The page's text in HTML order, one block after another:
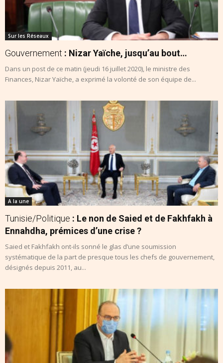
Sur les Réseaux
Gouvernement : Nizar Yaïche, jusqu’au bout…
Dans un post de ce matin (jeudi 16 juillet 2020), le ministre des
Finances, Nizar Yaïche, a exprimé la volonté de son équipe de...
A la une
Tunisie/Politique : Le non de Saied et de Fakhfakh à
Ennahdha, prémices d’une crise ?
Saied et Fakhfakh ont-ils sonné le glas d’une soumission
systématique de la part de presque tous les chefs de gouvernement,
désignés depuis 2011, au...